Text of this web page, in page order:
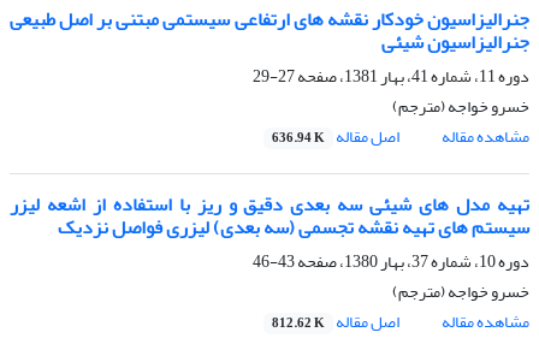
جنرالیزاسیون خودکار نقشه های ارتفاعی سیستمی مبتنی بر اصل طبیعی
جنرالیزاسیون شیئی
دوره 11، شماره 41، بهار 1381، صفحه
27-29
خسرو خواجه (مترجم)
مشاهده مقاله
اصل مقاله 636.94 K
تهیه مدل های شیئی سه بعدی دقیق و ریز با استفاده از اشعه لیزر
سیستم های تهیه نقشه تجسمی (سه بعدی) لیزری فواصل نزدیک
دوره 10، شماره 37، بهار 1380، صفحه
43-46
خسرو خواجه (مترجم)
مشاهده مقاله
اصل مقاله 812.62 K